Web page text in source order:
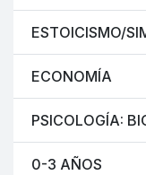
ESTOICISMO/
ECONOMÍA
PSICOLOGÍA:
0-3 AÑOS